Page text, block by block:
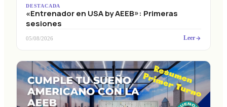
DESTACADA
«Entrenador en USA by AEEB»: Primeras
sesiones
05/08/2026 Leer